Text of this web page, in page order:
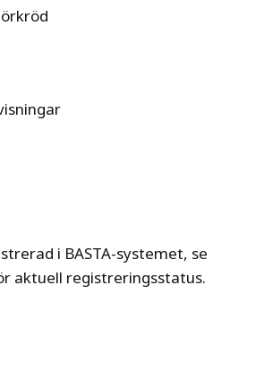
i BASTA-systemet, se
aktuell registreringsstatus.